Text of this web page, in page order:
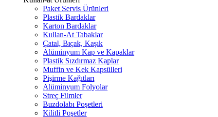
Paket Servis Ürünleri
Plastik Bardaklar
Karton Bardaklar
Kullan-At Tabaklar
Çatal, Bıçak, Kaşık
Alüminyum Kap ve Kapaklar
Plastik Sızdırmaz Kaplar
Muffin ve Kek Kapsülleri
Pişirme Kağıtları
Alüminyum Folyolar
Streç Filmler
Buzdolabı Poşetleri
Kilitli Poşetler